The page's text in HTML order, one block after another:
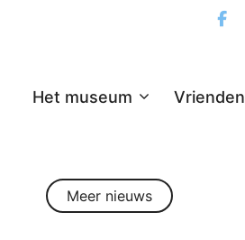
Het museum Vrienden
Meer nieuws